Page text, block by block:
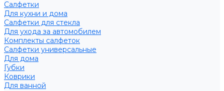
Салфетки
Для кухни и дома
Салфетки для стекла
Для ухода за автомобилем
Комплекты салфеток
Салфетки универсальные
Для дома
Губки
Коврики
Для ванной